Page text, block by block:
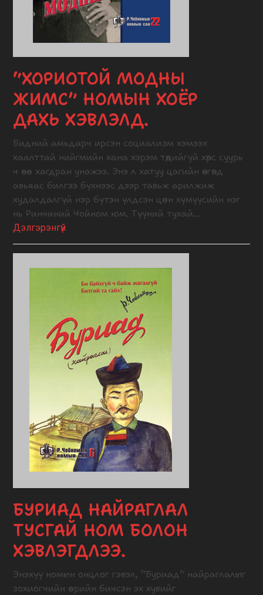
“ХОРИОТОЙ МОДНЫ
ЖИМС” НОМЫН ХОЁР
ДАХЬ ХЭВЛЭЛД.
Бидний амьдарч ирсэн социализм хэмээх
хаалттай нийгмийн хана хэрэм төдийгүй хөрс суурь
ч өнөө хагдран унажээ. Энэ л хатуу цагийн өнгөнд
авьяас билгээ бүхнээс дээр тавьж арилжиж
худалдалгүй нэр бүтэн үлдсэн цөөн хүмүүсийн нэг
нь Ринчиний Чойном юм. Түүний тухай…
Дэлгэрэнгүй
БУРИАД НАЙРАГЛАЛ
ТУСГАЙ НОМ БОЛОН
ХЭВЛЭГДЛЭЭ.
Энэхүү номын онцлог гэвэл, “Буриад” найраглалыг
зохиогчийн өөрийн бичсэн эх хувийг